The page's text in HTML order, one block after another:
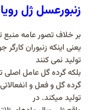
زنبورعسل ژل
بر خلاف تصور عامه
یعنی اینکه زنبوران
تولید نمی کنند
بلکه گرده گل عامل اصلی
گرده گل و فعل و
تولید میکند. در